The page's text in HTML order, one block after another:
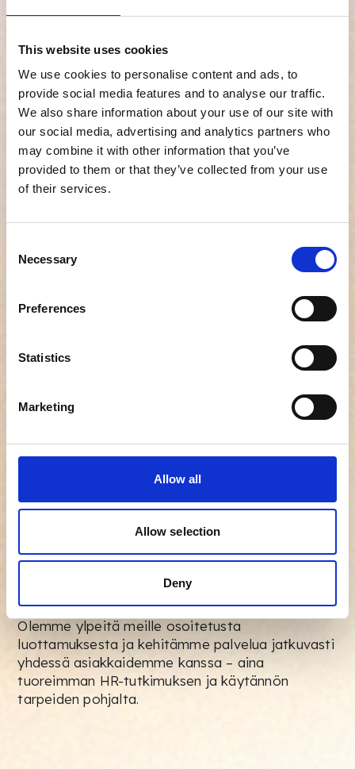
This website uses cookies
We use cookies to personalise content and ads, to
provide social media features and to analyse our traffic.
We also share information about your use of our site with
our social media, advertising and analytics partners who
may combine it with other information that you’ve
provided to them or that they’ve collected from your use
of their services.
Selection
Necessary
Preferences
Statistics
Marketing
Allow all
Allow selection
Deny
Pohjoismaiden johtava
Tänä päivänä Refapp on Pohjoismaiden käytetyin
digitaalinen referenssitarkistuksen työkalu –
käytössä yli 30 maassa ja yli miljoonassa
rekrytointiprosessissa vuosittain.
Kehitetty yhdessä
asiakkaiden kanssa
Olemme ylpeitä meille osoitetusta
luottamuksesta ja kehitämme palvelua jatkuvasti
yhdessä asiakkaidemme kanssa – aina
tuoreimman HR-tutkimuksen ja käytännön
tarpeiden pohjalta.